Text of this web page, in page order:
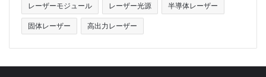
レーザーモジュール レーザー光源 半導体レーザー
固体レーザー 高出力レーザー